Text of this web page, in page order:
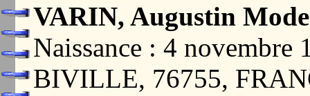
VARIN, Augustin
Naissance : 4
BIVILLE, 76755,